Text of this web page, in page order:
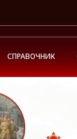
СПРАВОЧНИК